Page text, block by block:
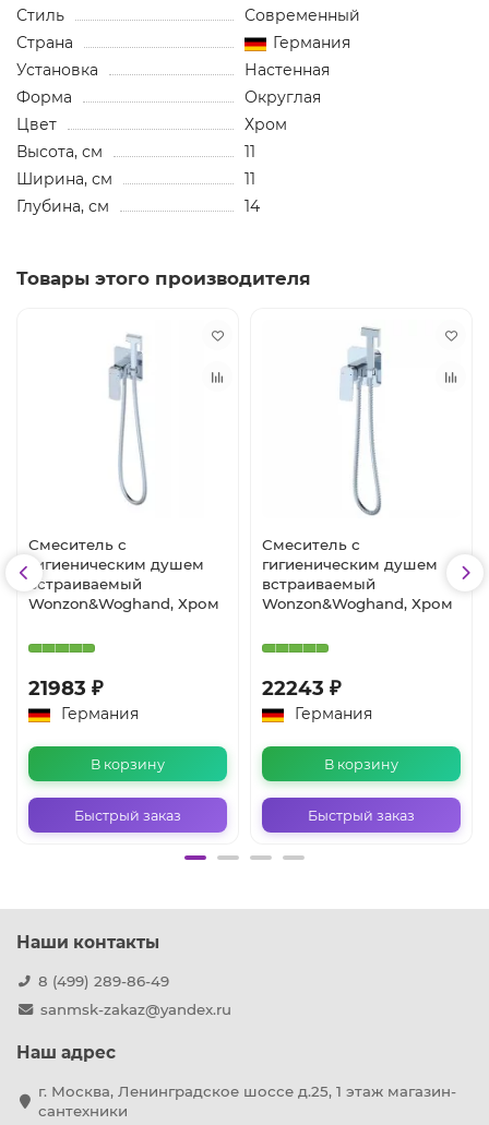
Стиль
Современный
Страна
Германия
Установка
Настенная
Форма
Округлая
Цвет
Хром
Высота, см
11
Ширина, см
11
Глубина, см
14
Товары этого производителя
Смеситель с
гигиеническим душем
встраиваемый
Wonzon&Woghand, Хром
21983 ₽
Германия
В корзину
Быстрый заказ
Смеситель с
гигиеническим душем
встраиваемый
Wonzon&Woghand, Хром
22243 ₽
Германия
В корзину
Быстрый заказ
Наши контакты
8 (499) 289-86-49
sanmsk-zakaz@yandex.ru
Наш адрес
г. Москва, Ленинградское шоссе д.25, 1 этаж магазин-
сантехники